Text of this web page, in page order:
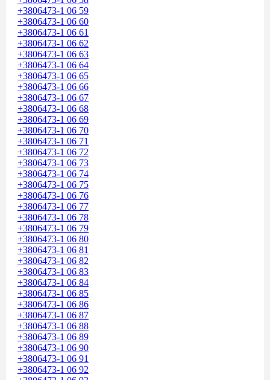
+3806473-1 06 59
+3806473-1 06 60
+3806473-1 06 61
+3806473-1 06 62
+3806473-1 06 63
+3806473-1 06 64
+3806473-1 06 65
+3806473-1 06 66
+3806473-1 06 67
+3806473-1 06 68
+3806473-1 06 69
+3806473-1 06 70
+3806473-1 06 71
+3806473-1 06 72
+3806473-1 06 73
+3806473-1 06 74
+3806473-1 06 75
+3806473-1 06 76
+3806473-1 06 77
+3806473-1 06 78
+3806473-1 06 79
+3806473-1 06 80
+3806473-1 06 81
+3806473-1 06 82
+3806473-1 06 83
+3806473-1 06 84
+3806473-1 06 85
+3806473-1 06 86
+3806473-1 06 87
+3806473-1 06 88
+3806473-1 06 89
+3806473-1 06 90
+3806473-1 06 91
+3806473-1 06 92